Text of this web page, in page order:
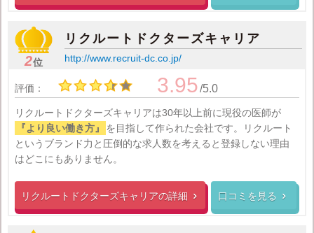
2位
リクルートドクターズキャリア
http://www.recruit-dc.co.jp/
評価： 3.95/5.0
リクルートドクターズキャリアは30年以上前に現役の医師が
『より良い働き方』
を目指して作られた会社です。リクルート
というブランド力と圧倒的な求人数を考えると登録しない理由
はどこにもありません。
リクルートドクターズキャリアの詳細  口コミを見る 